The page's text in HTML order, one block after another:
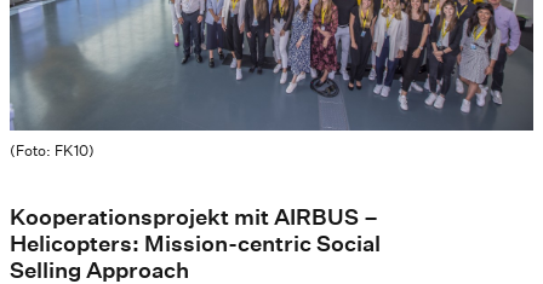
(Foto: FK10)
Kooperationsprojekt mit AIRBUS –
Helicopters: Mission-centric Social
Selling Approach